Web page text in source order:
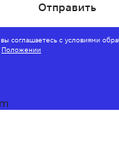
Отправить
вы соглашаетесь с условиями
Положении